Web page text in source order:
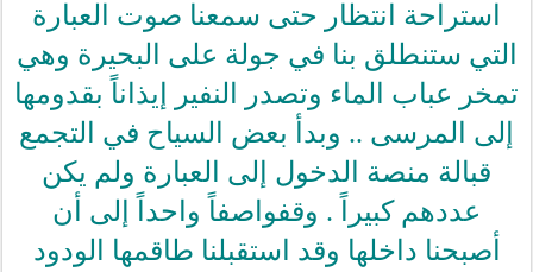
استراحة انتظار حتى سمعنا صوت العبارة
التي ستنطلق بنا في جولة على البحيرة وهي
تمخر عباب الماء وتصدر النفير إيذاناً بقدومها
إلى المرسى .. وبدأ بعض السياح في التجمع
قبالة منصة الدخول إلى العبارة ولم يكن
عددهم كبيراً . وقفواصفاً واحداً إلى أن
أصبحنا داخلها وقد استقبلنا طاقمها الودود